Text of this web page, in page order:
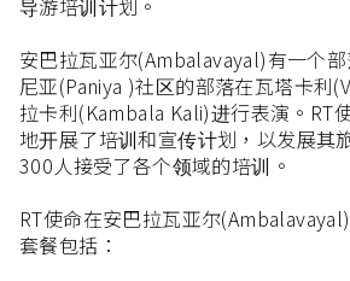
安巴拉瓦亚尔(Ambalavayal)有一个
尼亚(Paniya )社区的部落在瓦塔卡利
拉卡利(Kambala Kali)进行表演。RT
地开展了培训和宣传计划，以发展其
300人接受了各个领域的培训。
RT使命在安巴拉瓦亚尔
套餐包括：